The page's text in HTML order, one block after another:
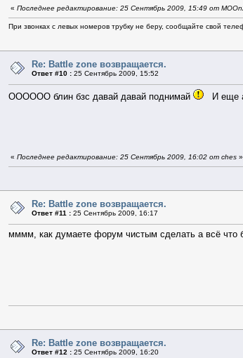
« Последнее редактирование: 25 Сентябрь 2009, 15:49 от
При звонках с левых номеров трубку не беру, сообщайте свой
Re: Battle zone возвращается.
Ответ #10 : 25 Сентябрь 2009, 15:52
ОООООО блин бзс давай давай поднимай И еще
« Последнее редактирование: 25 Сентябрь 2009, 16:02 от ches »
Re: Battle zone возвращается.
Ответ #11 : 25 Сентябрь 2009, 16:17
мммм, как думаете форум чистым сделать а всё что
Re: Battle zone возвращается.
Ответ #12 : 25 Сентябрь 2009, 16:20